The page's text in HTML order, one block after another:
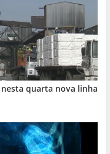
quarta nova linha